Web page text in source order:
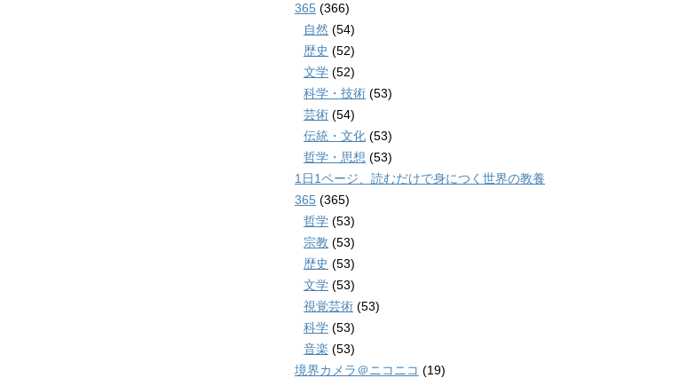
365 (366)
自然 (54)
歴史 (52)
文学 (52)
科学・技術 (53)
芸術 (54)
伝統・文化 (53)
哲学・思想 (53)
1日1ページ、読むだけで身につく世界の教養
365 (365)
哲学 (53)
宗教 (53)
歴史 (53)
文学 (53)
視覚芸術 (53)
科学 (53)
音楽 (53)
境界カメラ＠ニコニコ (19)